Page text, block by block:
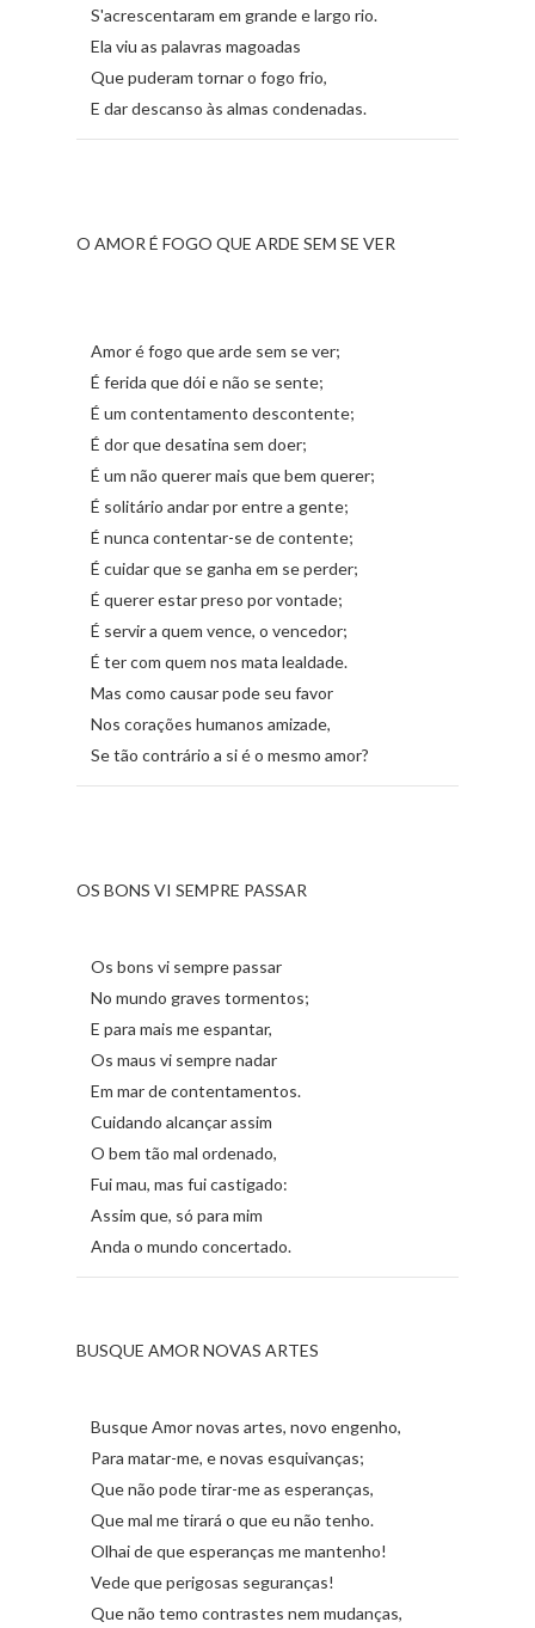
S'acrescentaram em grande e largo rio.
Ela viu as palavras magoadas
Que puderam tornar o fogo frio,
E dar descanso às almas condenadas.
O AMOR É FOGO QUE ARDE SEM SE VER
Amor é fogo que arde sem se ver;
É ferida que dói e não se sente;
É um contentamento descontente;
É dor que desatina sem doer;
É um não querer mais que bem querer;
É solitário andar por entre a gente;
É nunca contentar-se de contente;
É cuidar que se ganha em se perder;
É querer estar preso por vontade;
É servir a quem vence, o vencedor;
É ter com quem nos mata lealdade.
Mas como causar pode seu favor
Nos corações humanos amizade,
Se tão contrário a si é o mesmo amor?
OS BONS VI SEMPRE PASSAR
Os bons vi sempre passar
No mundo graves tormentos;
E para mais me espantar,
Os maus vi sempre nadar
Em mar de contentamentos.
Cuidando alcançar assim
O bem tão mal ordenado,
Fui mau, mas fui castigado:
Assim que, só para mim
Anda o mundo concertado.
BUSQUE AMOR NOVAS ARTES
Busque Amor novas artes, novo engenho,
Para matar-me, e novas esquivanças;
Que não pode tirar-me as esperanças,
Que mal me tirará o que eu não tenho.
Olhai de que esperanças me mantenho!
Vede que perigosas seguranças!
Que não temo contrastes nem mudanças,